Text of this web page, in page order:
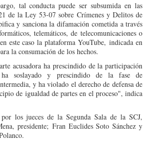
tal conducta puede ser subsumida en las
de la Ley 53-07 sobre Crímenes y Delitos de
y sanciona la difamación cometida a través
telemáticos, de telecomunicaciones o
este caso la plataforma YouTube, indicada en
la consumación de los hechos.
acusadora ha prescindido de la participación
soslayado y prescindido de la fase de
y ha violado el derecho de defensa de
de igualdad de partes en el proceso", indica
los jueces de la Segunda Sala de la SCJ,
presidente; Fran Euclides Soto Sánchez y